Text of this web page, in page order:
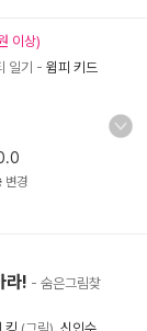
이상)
일기 - 윔피 키드
변경
라! - 숨은그림찾